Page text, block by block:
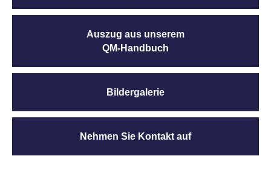
Auszug aus unserem
QM-Handbuch
Bildergalerie
Nehmen Sie Kontakt auf